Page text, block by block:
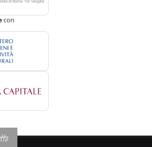
con